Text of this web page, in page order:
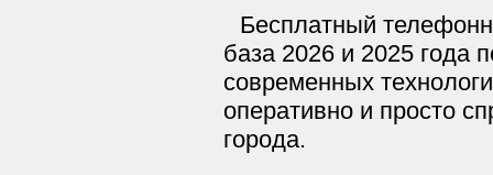
Бесплатный
база 2026 и 2025 года
современных
оперативно и просто
города.